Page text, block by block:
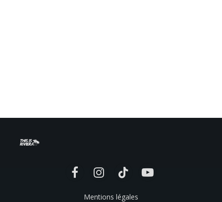
FacebookInstagramTikTok YouTube
Mentions légales